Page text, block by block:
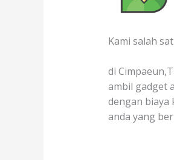
Kami salah
di
ambil gadget
dengan biaya
anda yang